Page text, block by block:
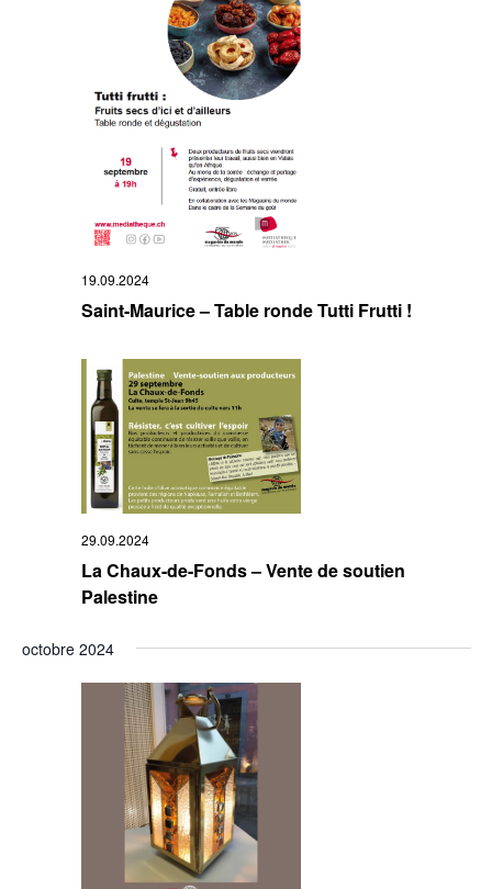
19.09.2024
Saint-Maurice – Table ronde Tutti Frutti !
29.09.2024
La Chaux-de-Fonds – Vente de soutien
Palestine
octobre 2024